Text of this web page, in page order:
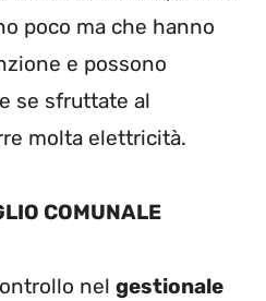
poco ma che hanno
e possono
se sfruttate al
molta elettricità.
COMUNALE
nel gestionale